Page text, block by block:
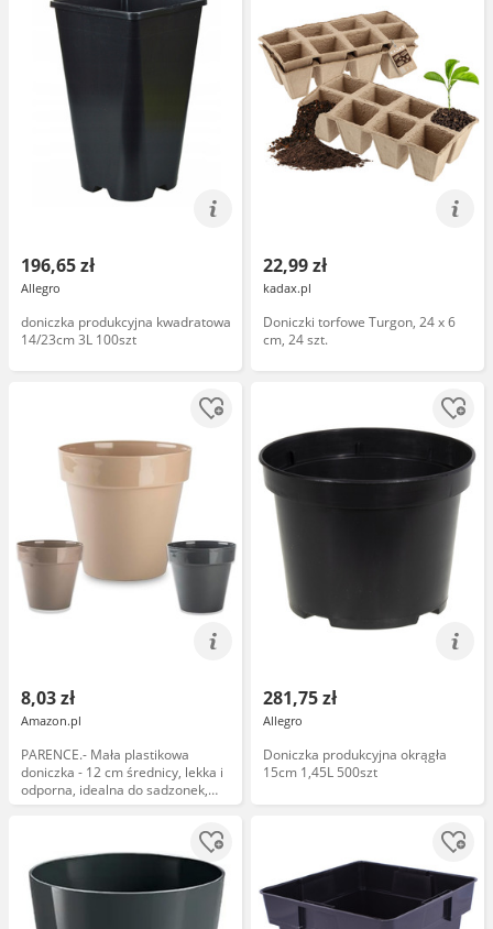
196,65 zł
Allegro
doniczka produkcyjna kwadratowa
14/23cm 3L 100szt
22,99 zł
kadax.pl
Doniczki torfowe Turgon, 24 x 6
cm, 24 szt.
8,03 zł
Amazon.pl
PARENCE.- Mała plastikowa
doniczka - 12 cm średnicy, lekka i
odporna, idealna do sadzonek,
sadzonek i roślin domowych -
281,75 zł
Allegro
Doniczka produkcyjna okrągła
15cm 1,45L 500szt